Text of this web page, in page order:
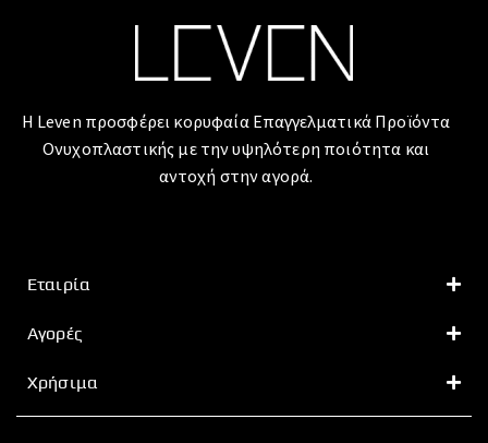
Η Leven προσφέρει κορυφαία Επαγγελματικά Προϊόντα
Ονυχοπλαστικής με την υψηλότερη ποιότητα και
αντοχή στην αγορά.
Εταιρία
Αγορές
Χρήσιμα